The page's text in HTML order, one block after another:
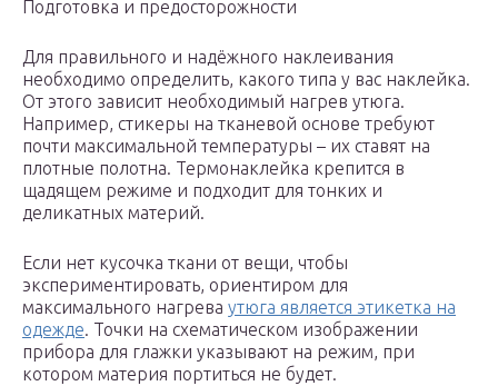
Подготовка и предосторожности
Для правильного и надёжного наклеивания
необходимо определить, какого типа у вас наклейка.
От этого зависит необходимый нагрев утюга.
Например, стикеры на тканевой основе требуют
почти максимальной температуры – их ставят на
плотные полотна. Термонаклейка крепится в
щадящем режиме и подходит для тонких и
деликатных материй.
Если нет кусочка ткани от вещи, чтобы
экспериментировать, ориентиром для
максимального нагрева утюга является этикетка на
одежде. Точки на схематическом изображении
прибора для глажки указывают на режим, при
котором материя портиться не будет.